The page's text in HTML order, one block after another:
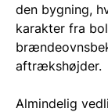
den bygning,
karakter fra
aftrækshøjder.
Almindelig